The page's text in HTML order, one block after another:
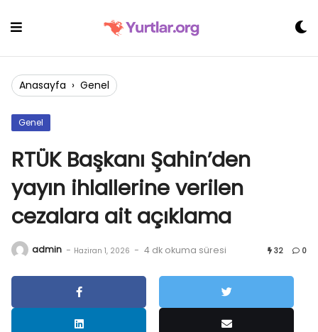
Anasayfa › Genel
Genel
RTÜK Başkanı Şahin’den
yayın ihlallerine verilen
cezalara ait açıklama
admin - Haziran 1, 2026 - 4 dk okuma süresi 32 0